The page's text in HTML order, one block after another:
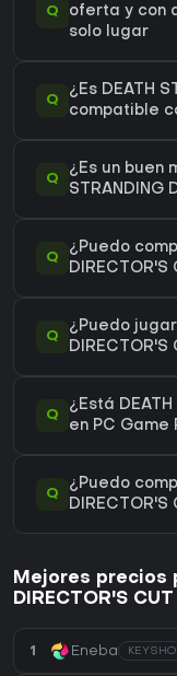
Q
oferta y con
solo lugar
Q
¿Es DEATH
compatible
Q
¿Es un buen
STRANDING
Q
¿Puedo
Q
¿Puedo jugar
Q
¿Está DEATH
en PC Game
Q
¿Puedo
DIRECTOR'S
Mejores precios
DIRECTOR'S CUT
1 Eneba